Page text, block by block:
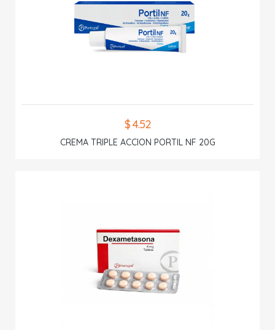
$ 4.52
CREMA TRIPLE ACCION PORTIL NF 20G